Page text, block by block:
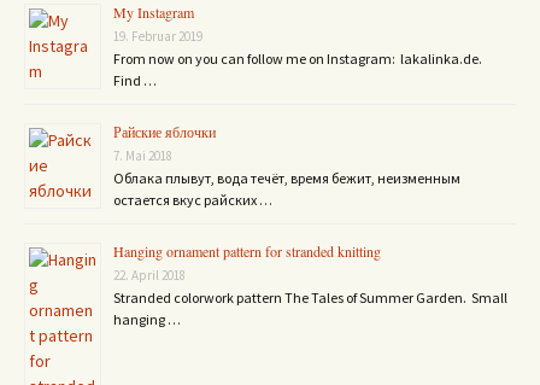
My Instagram
19. Februar 2019
From now on you can follow me on Instagram: lakalinka.de.
Find …
Райские яблочки
7. Mai 2018
Облака плывут, вода течёт, время бежит, неизменным
остается вкус райских …
Hanging ornament pattern for stranded knitting
22. April 2018
Stranded colorwork pattern The Tales of Summer Garden. Small
hanging …